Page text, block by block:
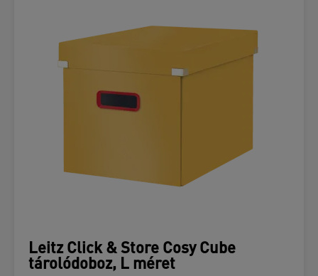
Leitz Click & Store Cosy Cube
tárolódoboz, L méret